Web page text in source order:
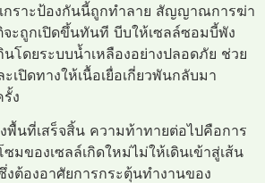
เกราะป้องกันนี้ถูกทำลาย สัญญาณการฆ่า
ะถูกเปิดขึ้นทันที บีบให้เซลล์ซอมบี้พัง
โดยระบบน้ำเหลืองอย่างปลอดภัย ช่วย
เปิดทางให้เนื้อเยื่อเกี่ยวพันกลับมา
ง
พื้นที่เสร็จสิ้น ความท้าทายต่อไปคือการ
มของเซลล์เกิดใหม่ไม่ให้เดินเข้าสู่เส้น
ต้องอาศัยการกระตุ้นทำงานของ